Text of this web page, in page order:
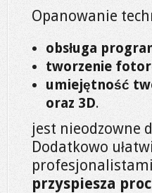
Opanowanie
obsługa
tworzenie
umiejętność
oraz 3D.
jest nieodzowne
Dodatkowo
przyspiesza